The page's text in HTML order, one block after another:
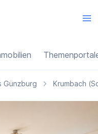
Günzburg Krumbach